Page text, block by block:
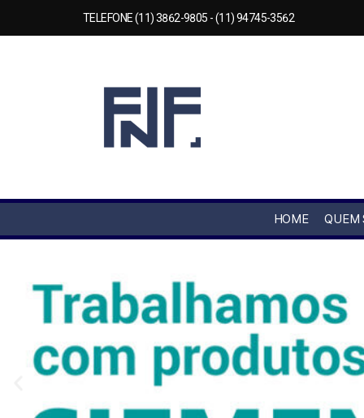
TELEFONE (11) 3862-9805 - (11) 94745-3562
HOME QUEM